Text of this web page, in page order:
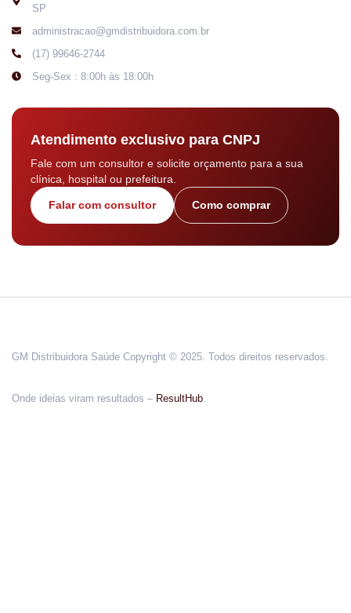
SP
administracao@gmdistribuidora.com.br
(17) 99646-2744
Seg-Sex : 8:00h às 18:00h
Atendimento exclusivo para CNPJ
Fale com um consultor e solicite orçamento para a sua
clínica, hospital ou prefeitura.
Falar com consultor Como comprar
GM Distribuidora Saúde Copyright © 2025. Todos direitos reservados.
Onde ideias viram resultados – ResultHub.